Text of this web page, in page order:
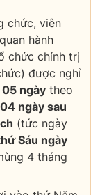
có sự chấp
phát hành lại
chức, viên
hành
chức chính trị
được nghỉ
05 ngày theo
04 ngày sau
(tức ngày
Sáu ngày
4 tháng